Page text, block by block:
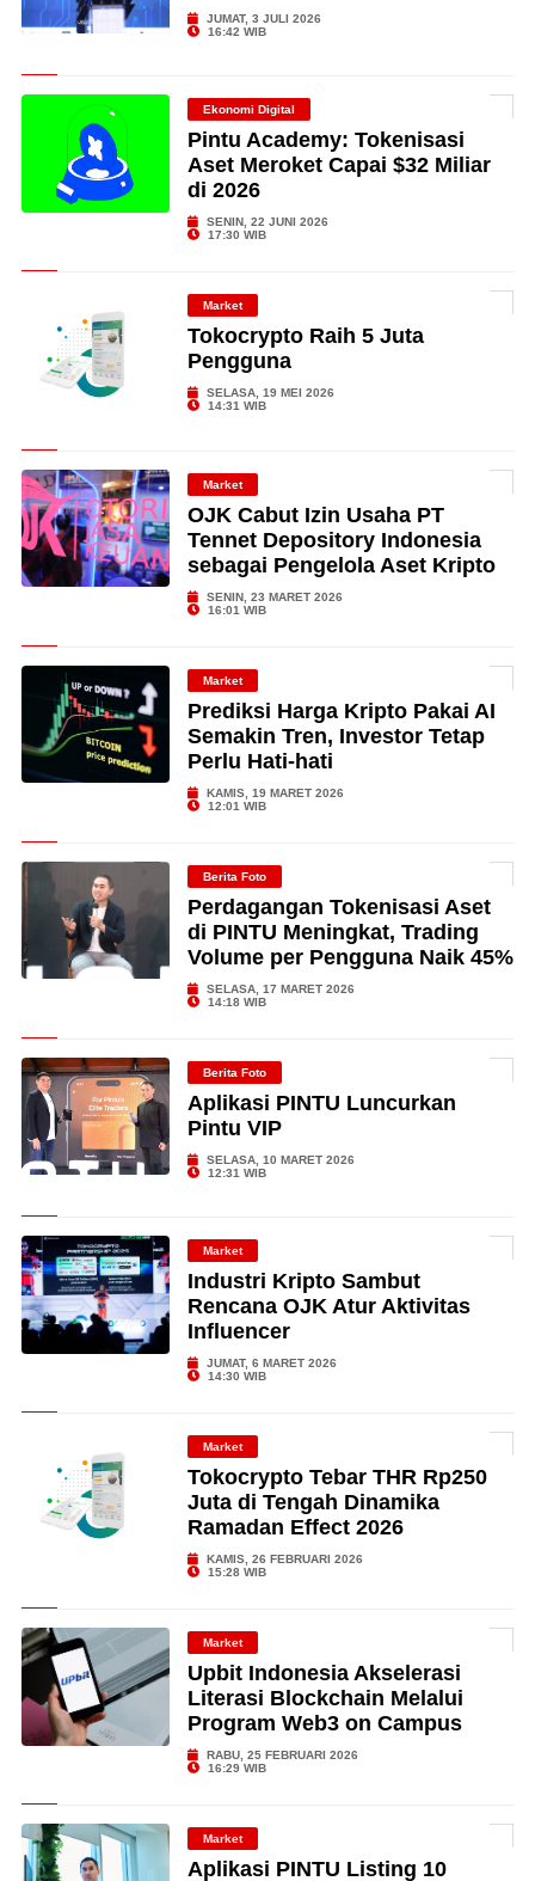
JUMAT, 3 JULI 2026
16:42 WIB
Ekonomi Digital
Pintu Academy: Tokenisasi
Aset Meroket Capai $32 Miliar
di 2026
SENIN, 22 JUNI 2026
17:30 WIB
Market
Tokocrypto Raih 5 Juta
Pengguna
SELASA, 19 MEI 2026
14:31 WIB
Market
OJK Cabut Izin Usaha PT
Tennet Depository Indonesia
sebagai Pengelola Aset Kripto
SENIN, 23 MARET 2026
16:01 WIB
Market
Prediksi Harga Kripto Pakai AI
Semakin Tren, Investor Tetap
Perlu Hati-hati
KAMIS, 19 MARET 2026
12:01 WIB
Berita Foto
Perdagangan Tokenisasi Aset
di PINTU Meningkat, Trading
Volume per Pengguna Naik 45%
SELASA, 17 MARET 2026
14:18 WIB
Berita Foto
Aplikasi PINTU Luncurkan
Pintu VIP
SELASA, 10 MARET 2026
12:31 WIB
Market
Industri Kripto Sambut
Rencana OJK Atur Aktivitas
Influencer
JUMAT, 6 MARET 2026
14:30 WIB
Market
Tokocrypto Tebar THR Rp250
Juta di Tengah Dinamika
Ramadan Effect 2026
KAMIS, 26 FEBRUARI 2026
15:28 WIB
Market
Upbit Indonesia Akselerasi
Literasi Blockchain Melalui
Program Web3 on Campus
RABU, 25 FEBRUARI 2026
16:29 WIB
Market
Aplikasi PINTU Listing 10